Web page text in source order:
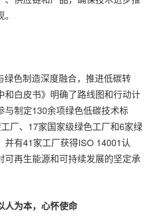
绿色制造深度融合，推进低碳转
和白皮书》明确了路线图和行动计
与制定130余项绿色低碳技术标
厂、17家国家级绿色工厂和6家绿
并有41家工厂获得ISO 14001认
可再生能源和可持续发展的坚定承
人为本，心怀使命